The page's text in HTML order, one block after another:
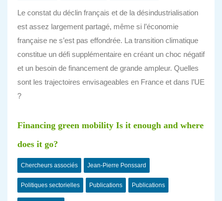
Le constat du déclin français et de la désindustrialisation
est assez largement partagé, même si l’économie
française ne s’est pas effondrée. La transition climatique
constitue un défi supplémentaire en créant un choc négatif
et un besoin de financement de grande ampleur. Quelles
sont les trajectoires envisageables en France et dans l’UE
?
Financing green mobility Is it enough and where
does it go?
Chercheurs associés Jean-Pierre Ponssard
Politiques sectorielles Publications Publications